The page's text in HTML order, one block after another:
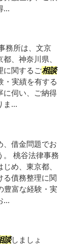
...
務所は、文京
、神奈川県、
に関するご相談
・実績を有する
に伺い、ご納得
ま...
、借金問題でお
。 桃谷法律事務
め、東京都、
る債務整理に関
豊富な経験・実
...
談しましょ